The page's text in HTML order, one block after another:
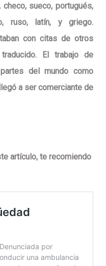
sueco, portugués,
ruso, latín, y griego.
con citas de otros
El trabajo de
del mundo como
a ser comerciante de
artículo, te recomiendo